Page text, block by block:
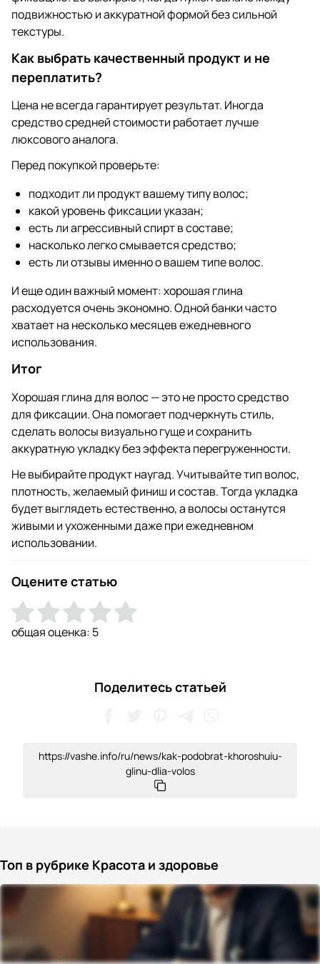
подвижностью и аккуратной формой без сильной
текстуры.
Как выбрать качественный продукт и не
переплатить?
Цена не всегда гарантирует результат. Иногда
средство средней стоимости работает лучше
люксового аналога.
Перед покупкой проверьте:
подходит ли продукт вашему типу волос;
какой уровень фиксации указан;
есть ли агрессивный спирт в составе;
насколько легко смывается средство;
есть ли отзывы именно о вашем типе волос.
И еще один важный момент: хорошая глина
расходуется очень экономно. Одной банки часто
хватает на несколько месяцев ежедневного
использования.
Итог
Хорошая глина для волос — это не просто средство
для фиксации. Она помогает подчеркнуть стиль,
сделать волосы визуально гуще и сохранить
аккуратную укладку без эффекта перегруженности.
Не выбирайте продукт наугад. Учитывайте тип волос,
плотность, желаемый финиш и состав. Тогда укладка
будет выглядеть естественно, а волосы останутся
живыми и ухоженными даже при ежедневном
использовании.
Оцените статью
общая оценка: 5
Поделитесь статьей
https://vashe.info/ru/news/kak-podobrat-khoroshuiu-
glinu-dlia-volos
Топ в рубрике Красота и здоровье